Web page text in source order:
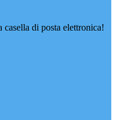
di posta elettronica!